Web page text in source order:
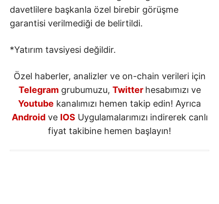
davetlilere başkanla özel birebir görüşme
garantisi verilmediği de belirtildi.
*Yatırım tavsiyesi değildir.
Özel haberler, analizler ve on-chain verileri için
Telegramgrubumuzu, Twitter hesabımızı ve
Youtube kanalımızı hemen takip edin! Ayrıca
Androidve IOS Uygulamalarımızı indirerek canlı
fiyat takibine hemen başlayın!